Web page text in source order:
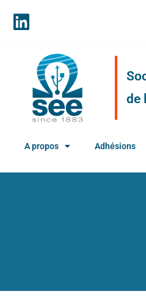
de
A propos Adhésions